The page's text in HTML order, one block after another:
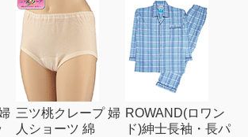
三ツ桃クレープ 婦
人ショーツ 綿
ROWAND(ロワン
ド)紳士長袖・長パ